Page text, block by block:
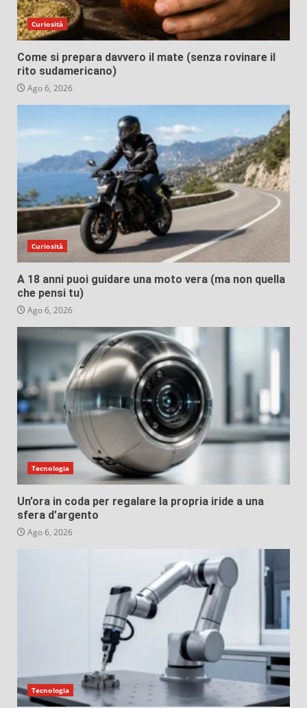
Curiosità
Come si prepara davvero il mate (senza rovinare il
rito sudamericano)
Ago 6, 2026
Curiosità
A 18 anni puoi guidare una moto vera (ma non quella
che pensi tu)
Ago 6, 2026
Tecnologia
Un’ora in coda per regalare la propria iride a una
sfera d’argento
Ago 6, 2026
Tecnologia